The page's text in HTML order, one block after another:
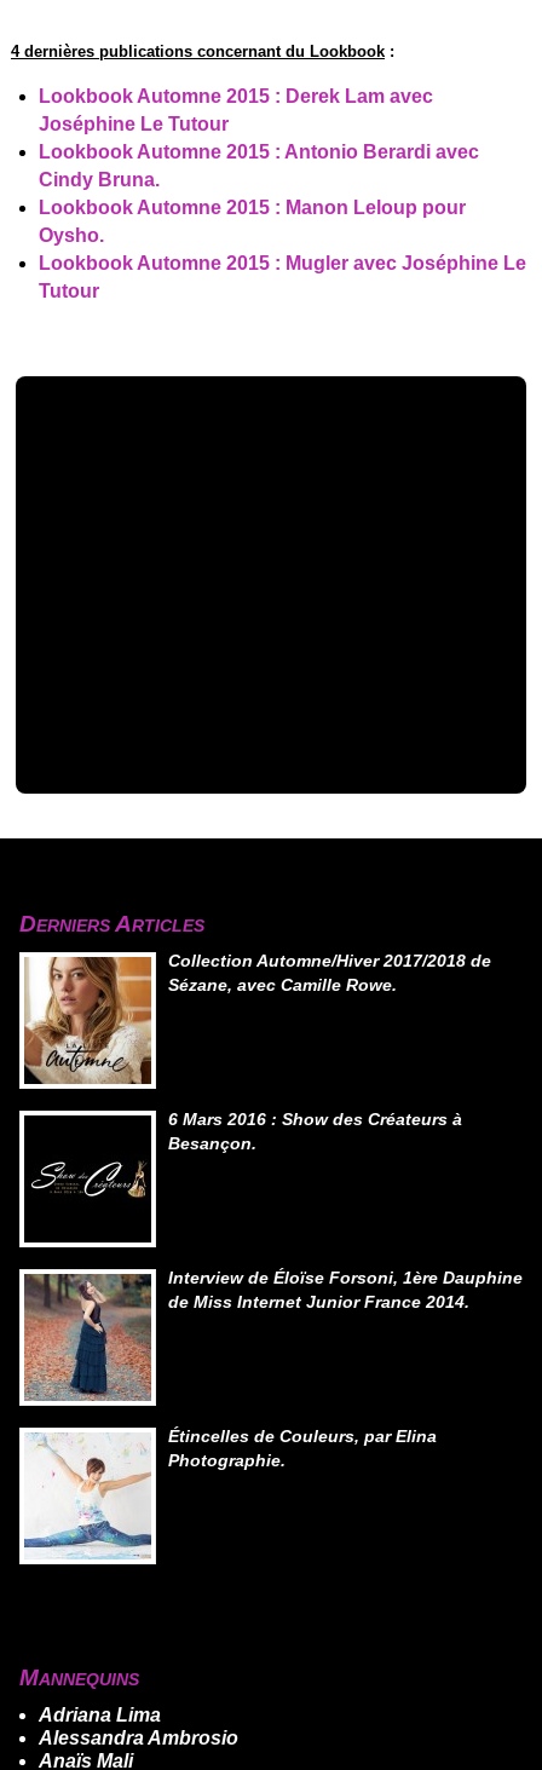
4 dernières publications concernant du Lookbook:
Lookbook Automne 2015 : Derek Lam avec
Joséphine Le Tutour
Lookbook Automne 2015 : Antonio Berardi avec
Cindy Bruna.
Lookbook Automne 2015 : Manon Leloup pour
Oysho.
Lookbook Automne 2015 : Mugler avec Joséphine Le
Tutour
Derniers Articles
Collection Automne/Hiver 2017/2018 de
Sézane, avec Camille Rowe.
6 Mars 2016 : Show des Créateurs à
Besançon.
Interview de Éloïse Forsoni, 1ère Dauphine
de Miss Internet Junior France 2014.
Étincelles de Couleurs, par Elina
Photographie.
Mannequins
Adriana Lima
Alessandra Ambrosio
Anaïs Mali